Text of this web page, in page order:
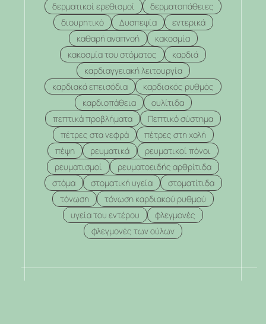
δερματικοί ερεθισμοί
δερματοπάθειες
διουρητικό
Δυσπεψία
εντερικά
καθαρή αναπνοή
κακοσμία
κακοσμία του στόματος
καρδιά
καρδιαγγειακή λειτουργία
καρδιακά επεισόδια
καρδιακός ρυθμός
καρδιοπάθεια
ουλίτιδα
πεπτικά προβλήματα
Πεπτικό σύστημα
πέτρες στα νεφρά
πέτρες στη χολή
πέψη
ρευματικά
ρευματικοί πόνοι
ρευματισμοί
ρευματοειδής αρθρίτιδα
στόμα
στοματική υγεία
στοματίτιδα
τόνωση
τόνωση καρδιακού ρυθμού
υγεία του εντέρου
φλεγμονές
φλεγμονές των ούλων
.